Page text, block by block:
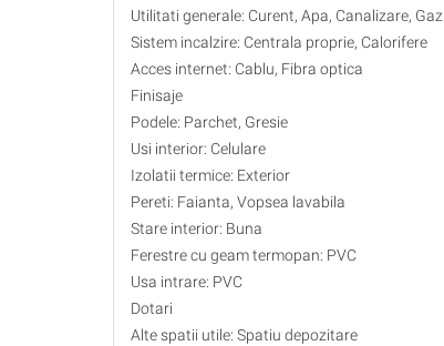
Utilitati generale: Curent, Apa, Canalizare, Gaz
Sistem incalzire: Centrala proprie, Calorifere
Acces internet: Cablu, Fibra optica
Finisaje
Podele: Parchet, Gresie
Usi interior: Celulare
Izolatii termice: Exterior
Pereti: Faianta, Vopsea lavabila
Stare interior: Buna
Ferestre cu geam termopan: PVC
Usa intrare: PVC
Dotari
Alte spatii utile: Spatiu depozitare